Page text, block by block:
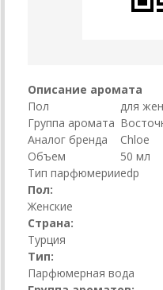
Описание аромата
Пол
для
Группа аромата
Аналог бренда
Chloe
Объем
50 мл
Тип парфюмерииedp
Пол:
Женские
Страна:
Турция
Тип:
Парфюмерная вода